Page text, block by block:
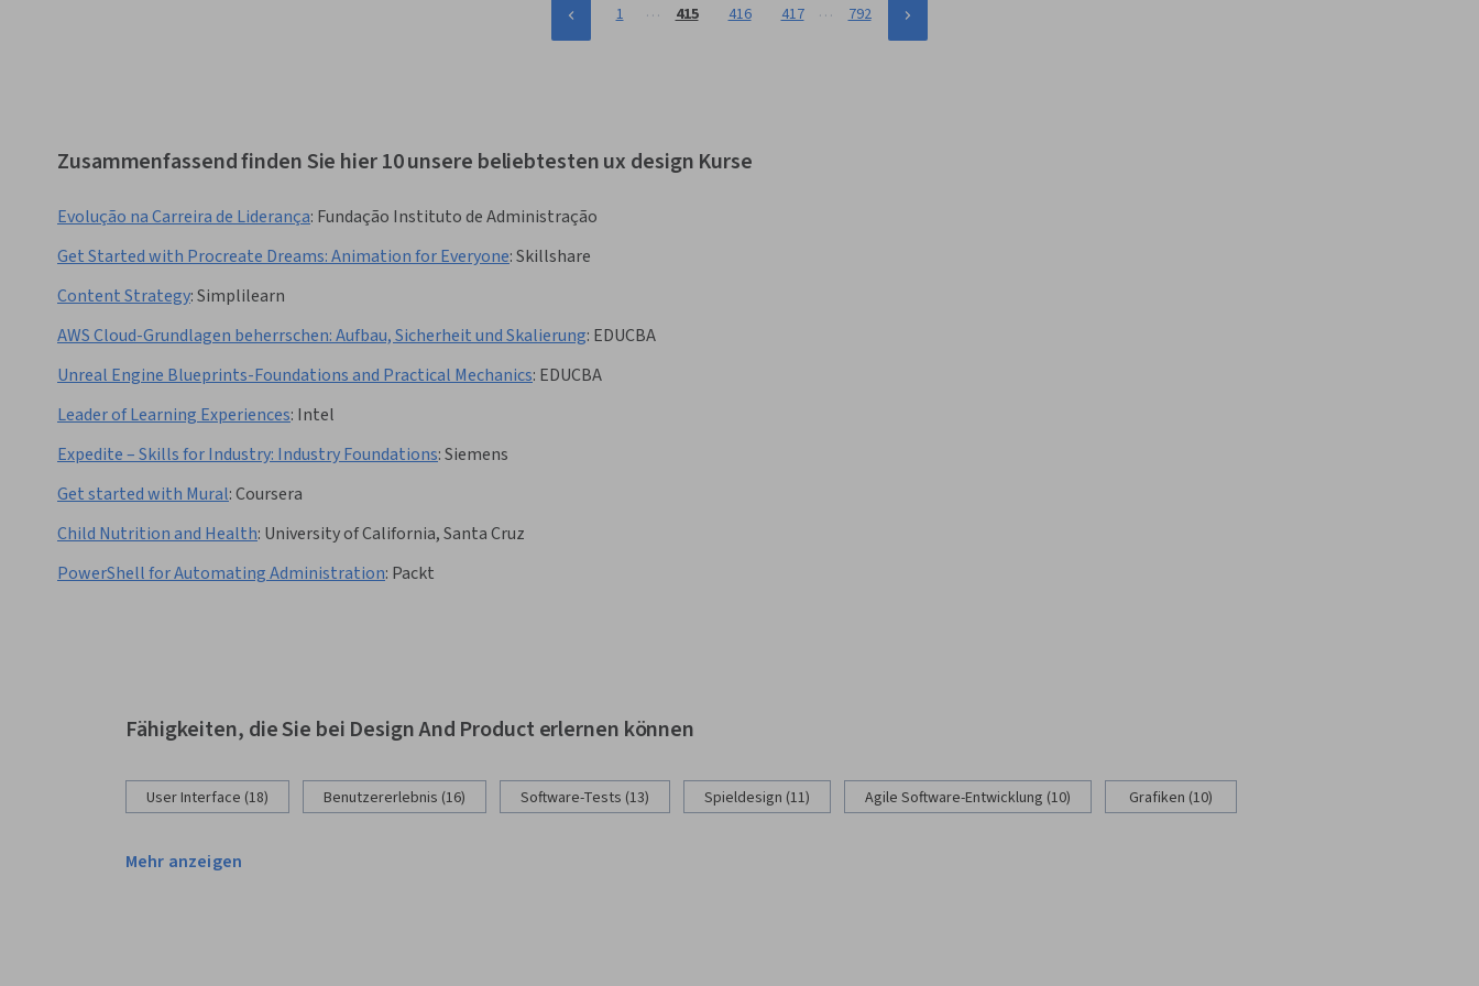
1 … 415 416 417 … 792
Zusammenfassend finden Sie hier 10 unsere beliebtesten ux design Kurse
Evolução na Carreira de Liderança: Fundação Instituto de Administração
Get Started with Procreate Dreams: Animation for Everyone:Skillshare
Content Strategy:Simplilearn
AWS Cloud-Grundlagen beherrschen: Aufbau, Sicherheit und Skalierung: EDUCBA
Unreal Engine Blueprints-Foundations and Practical Mechanics: EDUCBA
Leader of Learning Experiences: Intel
Expedite – Skills for Industry: Industry Foundations:Siemens
Get started with Mural:Coursera
Child Nutrition and Health: University of California, Santa Cruz
PowerShell for Automating Administration: Packt
Fähigkeiten, die Sie bei Design And Product erlernen können
User Interface (18) Benutzererlebnis (16) Software-Tests (13) Spieldesign (11) Agile Software-Entwicklung (10) Grafiken (10)
Mehr anzeigen